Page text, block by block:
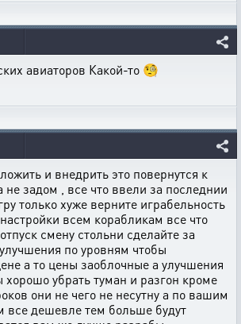
авиаторов Какой-то 🧐
и внедрить это повернутся к
задом , все что ввели за последнии
только хуже верните играбельность
всем корабликам все что
смену стольни сделайте за
по уровням чтобы
а то цены заоблочные а улучшения
убрать туман и разгон кроме
они не чего не несутну а по вашим
все дешевле тем больше будут